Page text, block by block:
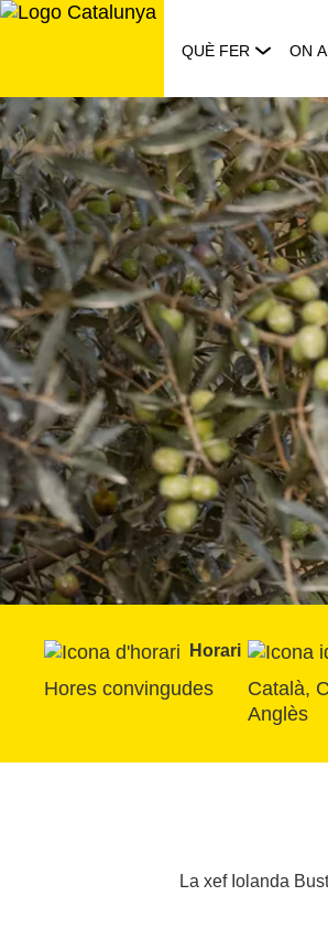
Saltar
QUÈ FER ON
Horari
Hores convingudes
Català,
Anglès
La xef Iolanda